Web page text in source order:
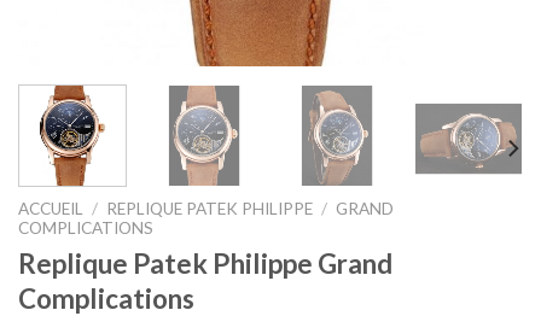
ACCUEIL / REPLIQUE PATEK PHILIPPE / GRAND
COMPLICATIONS
Replique Patek Philippe Grand
Complications